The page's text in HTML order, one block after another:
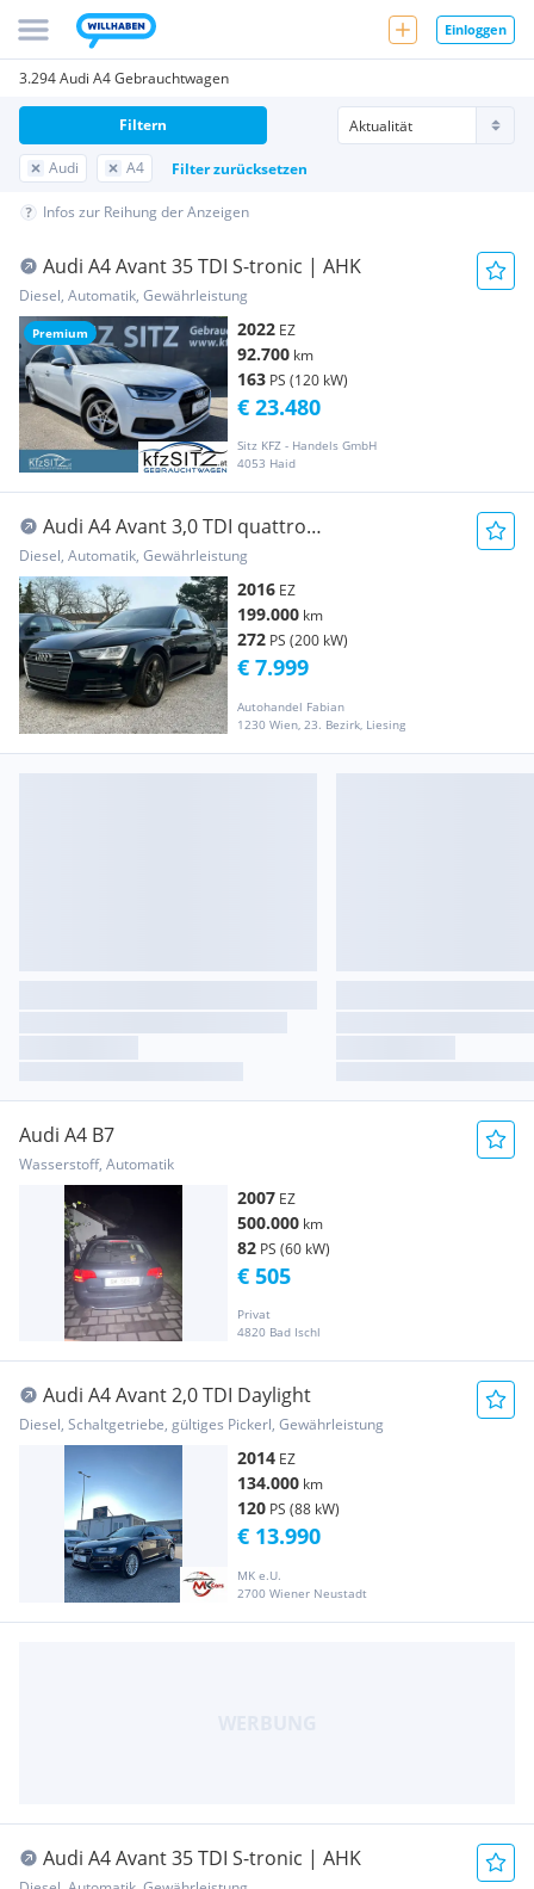
Einloggen
3.294 Audi A4 Gebrauchtwagen
Audi A4 Filter zurücksetzen
Filtern
Infos zur Reihung der Anzeigen
Premium
Audi A4 Avant 35 TDI S-tronic | AHK
Diesel, Automatik, Gewährleistung
2022 EZ
92.700 km
163 PS (120 kW)
Sitz KFZ - Handels GmbH
4053 Haid
€ 23.480
Audi A4 Avant 3,0 TDI quattro
(MOTORSCHADEN) S-LINE ...
Diesel, Automatik, Gewährleistung
2016 EZ
199.000 km
272 PS (200 kW)
Autohandel Fabian
1230 Wien, 23. Bezirk, Liesing
€ 7.999
Audi A4 B7
Wasserstoff, Automatik
2007 EZ
500.000 km
82 PS (60 kW)
Privat
4820 Bad Ischl
€ 505
Audi A4 Avant 2,0 TDI Daylight
Diesel, Schaltgetriebe, gültiges Pickerl, Gewährleistung
2014 EZ
134.000 km
120 PS (88 kW)
MK e.U.
2700 Wiener Neustadt
€ 13.990
Audi A4 Avant 35 TDI S-tronic | AHK